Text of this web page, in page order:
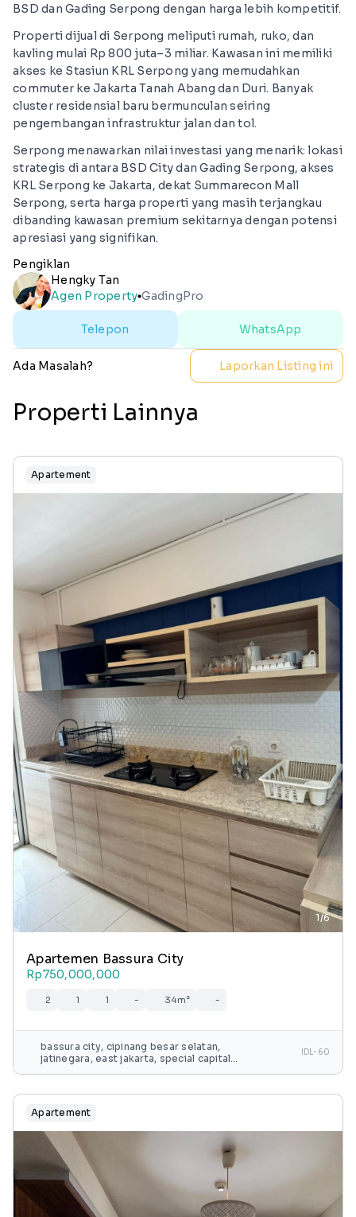
BSD dan Gading Serpong dengan harga lebih kompetitif.
Properti dijual di Serpong meliputi rumah, ruko, dan
kavling mulai Rp 800 juta–3 miliar. Kawasan ini memiliki
akses ke Stasiun KRL Serpong yang memudahkan
commuter ke Jakarta Tanah Abang dan Duri. Banyak
cluster residensial baru bermunculan seiring
pengembangan infrastruktur jalan dan tol.
Serpong menawarkan nilai investasi yang menarik: lokasi
strategis di antara BSD City dan Gading Serpong, akses
KRL Serpong ke Jakarta, dekat Summarecon Mall
Serpong, serta harga properti yang masih terjangkau
dibanding kawasan premium sekitarnya dengan potensi
apresiasi yang signifikan.
Pengiklan
Hengky Tan
Agen PropertylensGadingPro
Telepon WhatsApp
Ada Masalah? Laporkan Listing ini
Properti Lainnya
Apartement
1/6
Apartemen Bassura City
Rp750,000,000
2 1 1 - 34m² -
bassura city, cipinang besar selatan,
jatinegara, east jakarta, special capital
IDL-60
Apartement